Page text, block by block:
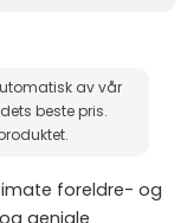
av vår
foreldre- og
geniale